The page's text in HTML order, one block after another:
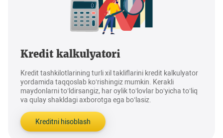
Kredit kalkulyatori
Kredit tashkilotlarining turli xil takliflarini kredit kalkulyator
yordamida taqqoslab ko‘rishingiz mumkin. Kerakli
maydonlarni to‘ldirsangiz, har oylik to‘lovlar bo‘yicha to‘liq
va qulay shakldagi axborotga ega bo‘lasiz.
Kreditni hisoblash